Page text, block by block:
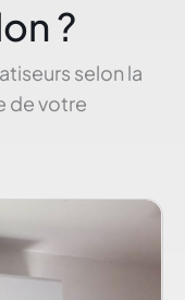
?
selon la
de votre